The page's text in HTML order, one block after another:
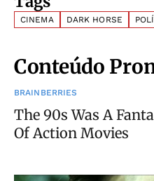
CINEMA DARK HORSE